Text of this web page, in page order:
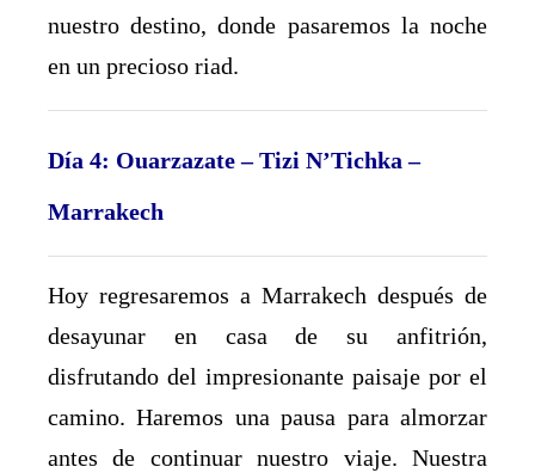
nuestro destino, donde pasaremos la noche
en un precioso riad.
Día 4: Ouarzazate – Tizi N’Tichka –
Marrakech
Hoy regresaremos a Marrakech después de
desayunar en casa de su anfitrión,
disfrutando del impresionante paisaje por el
camino. Haremos una pausa para almorzar
antes de continuar nuestro viaje. Nuestra